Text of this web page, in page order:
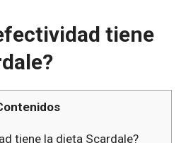
tiene
tiene la dieta Scardale?